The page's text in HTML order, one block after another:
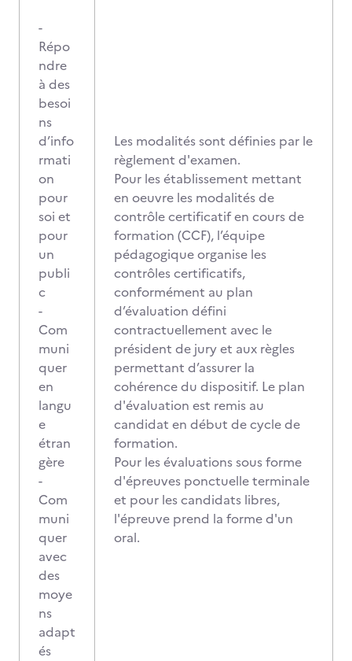
-
Répo
ndre
à des
besoi
ns
d’info
rmati
on
pour
soi et
pour
un
publi
c
-
Com
muni
quer
en
langu
e
étran
gère
-
Com
muni
quer
avec
des
moye
ns
adapt
és
Les modalités sont définies par le
règlement d'examen.
Pour les établissement mettant
en oeuvre les modalités de
contrôle certificatif en cours de
formation (CCF), l’équipe
pédagogique organise les
contrôles certificatifs,
conformément au plan
d’évaluation défini
contractuellement avec le
président de jury et aux règles
permettant d’assurer la
cohérence du dispositif. Le plan
d'évaluation est remis au
candidat en début de cycle de
formation.
Pour les évaluations sous forme
d'épreuves ponctuelle terminale
et pour les candidats libres,
l'épreuve prend la forme d'un
oral.